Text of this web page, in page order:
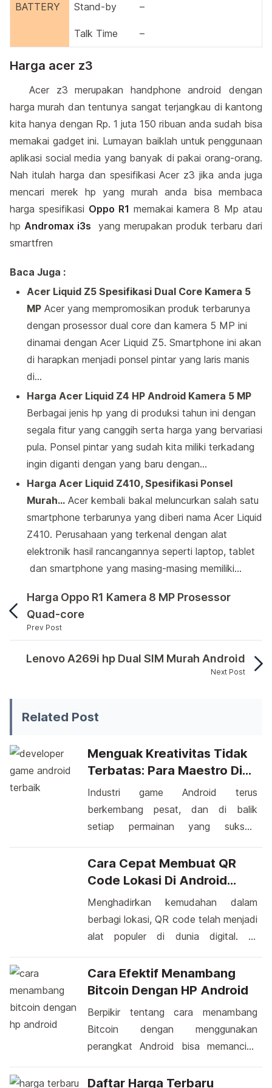
BATTERY Stand-by –
Talk Time –
Harga acer z3
Acer z3 merupakan handphone android dengan
harga murah dan tentunya sangat terjangkau di kantong
kita hanya dengan Rp. 1 juta 150 ribuan anda sudah bisa
memakai gadget ini. Lumayan baiklah untuk penggunaan
aplikasi social media yang banyak di pakai orang-orang.
Nah itulah harga dan spesifikasi Acer z3 jika anda juga
mencari merek hp yang murah anda bisa membaca
harga spesifikasi Oppo R1 memakai kamera 8 Mp atau
hpAndromax i3s
yang merupakan produk terbaru dari
smartfren
Baca Juga :
Acer Liquid Z5 Spesifikasi Dual Core Kamera 5
MP Acer yang mempromosikan produk terbarunya
dengan prosessor dual core dan kamera 5 MP ini
dinamai dengan Acer Liquid Z5. Smartphone ini akan
di harapkan menjadi ponsel pintar yang laris manis
di…
Harga Acer Liquid Z4 HP Android Kamera 5 MP
Berbagai jenis hp yang di produksi tahun ini dengan
segala fitur yang canggih serta harga yang bervariasi
pula. Ponsel pintar yang sudah kita miliki terkadang
ingin diganti dengan yang baru dengan…
Harga Acer Liquid Z410, Spesifikasi Ponsel
Murah… Acer kembali bakal meluncurkan salah satu
smartphone terbarunya yang diberi nama Acer Liquid
Z410. Perusahaan yang terkenal dengan alat
elektronik hasil rancangannya seperti laptop, tablet
dan smartphone yang masing-masing memiliki…
Harga Oppo R1 Kamera 8 MP Prosessor
Quad-core
Prev Post
Handphone Android dengan harga 1 jutaan
Lenovo A269i hp Dual SIM Murah Android
Next Post
Related Post
Menguak Kreativitas Tidak
Terbatas: Para Maestro Di
Balik Game Android Terbaik
Industri game Android terus
berkembang pesat, dan di balik
setiap permainan yang sukses,
biasa. Developer game Android
terbaik memiliki kemampuan untuk
dan keahlian teknis dalam
menciptakan pengalaman bermain
yang mengagumkan. Dengan
beragam, para developer ini mampu
memikat hati jutaan pemain di seluruh
[…]
Cara Cepat Membuat QR
Code Lokasi Di Android
Untuk Berbagai Keperluan
Menghadirkan kemudahan dalam
berbagi lokasi, QR code telah menjadi
alat populer di dunia digital. Di
code lokasi cukup sederhana.
Dengan beberapa langkah mudah,
yang mengandung informasi lokasi
tertentu. Ini adalah cara praktis untuk
membagikan destinasi favorit Anda
Cara Efektif Menambang
Bitcoin Dengan HP Android
Berpikir tentang cara menambang
Bitcoin dengan menggunakan
perangkat Android bisa memancing
sedikit yang tertarik dengan
Daftar Harga Terbaru